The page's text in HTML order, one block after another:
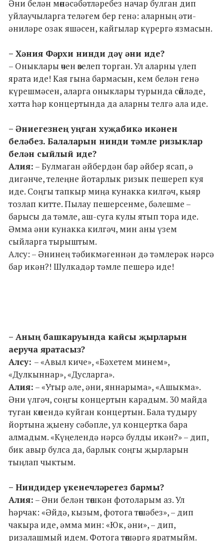
Әни белән мөнәсәбәтләребез начар булган дип
уйлаучыларга теләгем бер генә: аларның әти-
әниләре озак яшәсен, кайгылар күрергә язмасын.
– Хәния Фәрхи нинди дәү әни иде?
– Оныклары өчен өзелеп торган. Ул аларны үлеп
ярата иде! Кая гына бармасын, кем белән генә
күрешмәсен, аларга оныклары турында сөйләде,
хәтта һәр концертында да аларны телгә ала иде.
– Әниегезнең уңган хуҗабикә икәнен
беләбез. Балаларын нинди тәмле ризыклар
белән сыйлый иде?
Алия: – Булмаган әйбердән бар әйбер ясап, ә
дигәнче, телеңне йотарлык ризык пешереп куя
иде. Соңгы тапкыр миңа кунакка килгәч, кыяр
тозлап китте. Пылау пешерсенме, бәлешме –
барысы да тәмле, аш-суга кулы ятып тора иде.
Әмма әни кунакка килгәч, мин аны үзем
сыйларга тырыштым.
Алсу: – Әнинең тәбикмәгеннән дә тәмлерәк нәрсә
бар икән?! Шулкадәр тәмле пешерә иде!
– Аның башкаруында кайсы җырларын
аеруча яратасыз?
Алсу: – «Авыл киче», «Бәхетем минем»,
«Дулкыннар», «Дусларга».
Алия: – «Утыр әле, әни, яннарыма», «Ашыкма».
Әни үлгәч, соңгы концертын карадым. 30 майда
туган көнендә куйган концертын. Бала тудыру
йортына җыену сәбәпле, ул концертка бара
алмадым. «Күңелендә нәрсә булды икән?» – дип,
бик авыр булса да, барлык соңгы җырларын
тыңлап чыктым.
– Ниндидер үкенечләрегез бармы?
Алия: – Әни белән төшкән фотоларым аз. Ул
һәрчак: «Әйдә, кызым, фотога төшәбез», – дип
чакыра иде, әмма мин: «Юк, әни», – дип,
ризалашмый идем. Фотога төшәргә яратмыйм.